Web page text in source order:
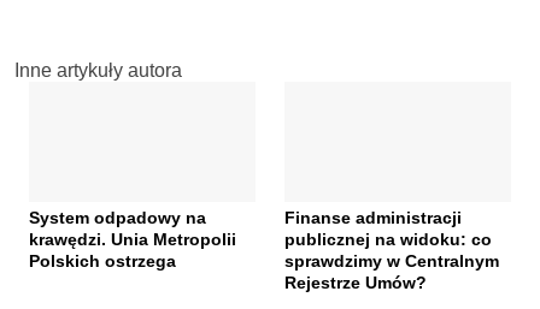
Inne artykuły autora
System odpadowy na
krawędzi. Unia Metropolii
Polskich ostrzega
Finanse administracji
publicznej na widoku: co
sprawdzimy w Centralnym
Rejestrze Umów?